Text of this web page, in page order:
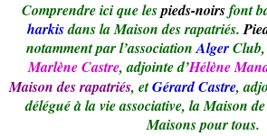
Comprendre ici que lespieds-noirsfont
harkisdans la Maison des rapatriés.
notamment par l’associationAlger
Marlène Castre, adjointed’Hélène
Maison des rapatriés, etGérard Castre,
délégué à la vie associative, la Maison
Maisons pour tous.